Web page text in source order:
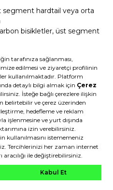
segment hardtail veya orta
bisikletler, üst segment
hardtail yeterli
bisiklet ideal
önerilir
şart
ve konfor için kritik: